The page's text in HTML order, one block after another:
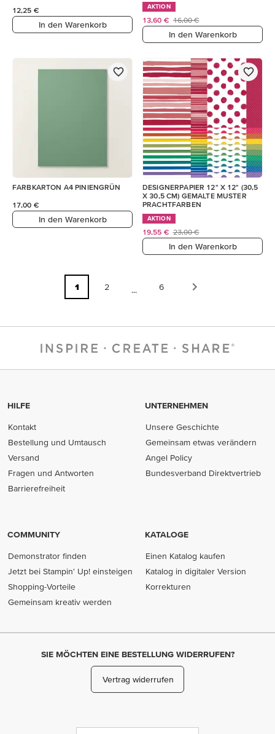
12,25 €
In den Warenkorb
AKTION
13,60 € 16,00 €
In den Warenkorb
FARBKARTON A4 PINIENGRÜN
17,00 €
In den Warenkorb
DESIGNERPAPIER 12" X 12" (30,5
X 30,5 CM) GEMALTE MUSTER
PRACHTFARBEN
AKTION
19,55 € 23,00 €
In den Warenkorb
1 2 ... 6
HILFE
Kontakt
Bestellung und Umtausch
Versand
Fragen und Antworten
Barrierefreiheit
UNTERNEHMEN
Unsere Geschichte
Gemeinsam etwas verändern
Angel Policy
Bundesverband Direktvertrieb
COMMUNITY
Demonstrator finden
Jetzt bei Stampin' Up! einsteigen
Shopping-Vorteile
Gemeinsam kreativ werden
KATALOGE
Einen Katalog kaufen
Katalog in digitaler Version
Korrekturen
SIE MÖCHTEN EINE BESTELLUNG WIDERRUFEN?
Vertrag widerrufen